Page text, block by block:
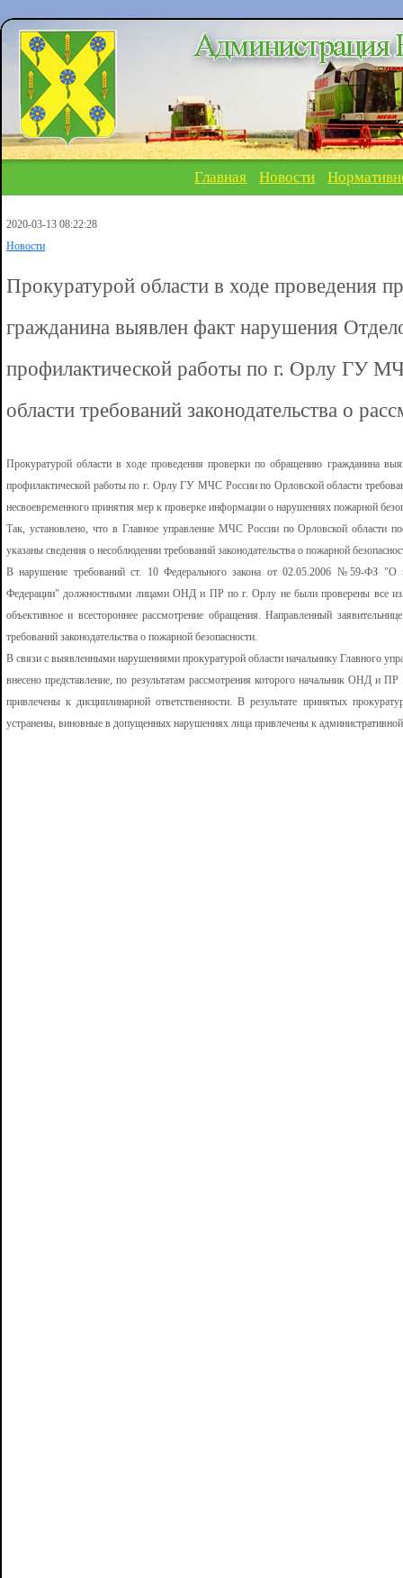
Главная Новости
2020-03-13 08:22:28
Новости
Прокуратурой области в ходе проведения
гражданина выявлен факт нарушения
профилактической работы по г. Орлу ГУ
области требований законодательства о
Прокуратурой области в ходе проведения проверки по обращению гражданина
профилактической работы по г. Орлу ГУ МЧС России по Орловской области
несвоевременного принятия мер к проверке информации о нарушениях пожарной
Так, установлено, что в Главное управление МЧС России по Орловской области
указаны сведения о несоблюдении требований законодательства о пожарной
В нарушение требований ст. 10 Федерального закона от 02.05.2006 №59-ФЗ "О
Федерации" должностными лицами ОНД и ПР по г. Орлу не были проверены все
объективное и всестороннее рассмотрение обращения. Направленный
требований законодательства о пожарной безопасности.
В связи с выявленными нарушениями прокуратурой области начальнику Главного
внесено представление, по результатам рассмотрения которого начальник ОНД
привлечены к дисциплинарной ответственности. В результате принятых
устранены, виновные в допущенных нарушениях лица привлечены к административной